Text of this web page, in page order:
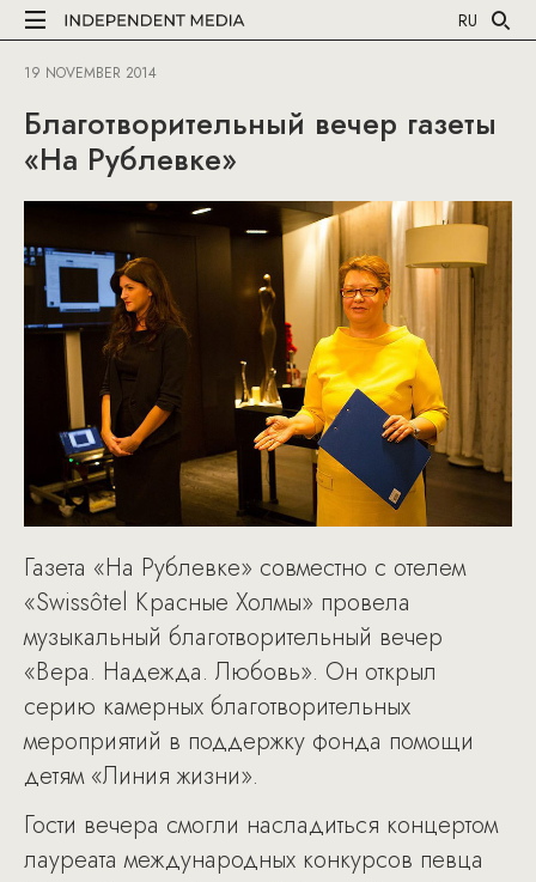
RU
19 NOVEMBER 2014
Благотворительный вечер газеты
«На Рублевке»
Газета «На Рублевке» совместно с отелем
«Swissôtel Красные Холмы» провела
музыкальный благотворительный вечер
«Вера. Надежда. Любовь». Он открыл
серию камерных благотворительных
мероприятий в поддержку фонда помощи
детям «Линия жизни».
Гости вечера смогли насладиться концертом
лауреата международных конкурсов певца